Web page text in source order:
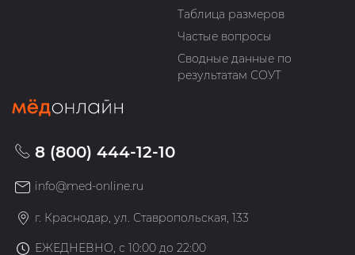
Таблица размеров
Частые вопросы
Сводные данные по
результатам СОУТ
8 (800) 444-12-10
info@med-online.ru
г. Краснодар, ул. Ставропольская, 133
ЕЖЕДНЕВНО, с 10:00 до 22:00